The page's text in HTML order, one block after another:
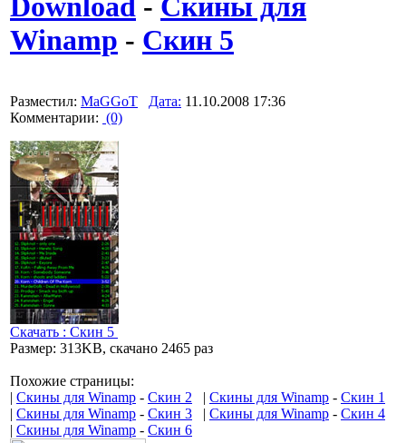
Download - Скины для
Winamp - Скин 5
Разместил: MaGGoT Дата: 11.10.2008 17:36
Комментарии: (0)
Скачать : Скин 5
Размер: 313KB, скачано 2465 раз
Похожие страницы:
| Скины для Winamp - Скин 2 | Скины для Winamp - Скин 1
| Скины для Winamp - Скин 3 | Скины для Winamp - Скин 4
| Скины для Winamp - Скин 6